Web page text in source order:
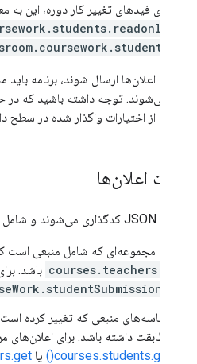
برای فیدهای تغییر کار دوره، این
متوقف می‌شوند. توجه داشته باشید که در
با استفاده از اختیارات واگذار شده در
دریافت اعلان‌ها
نام مجموعه‌ای که شامل منبعی است
courses.teachers باشد.
شناسه‌های منبعی که تغییر کرده
مطابقت داشته باشد. برای
courses.students.get()
یا